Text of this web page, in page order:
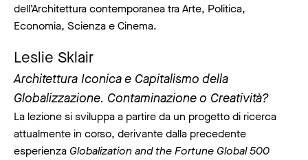
dell’Architettura contemporanea tra Arte, Politica,
Economia, Scienza e Cinema.
Leslie Sklair
Architettura Iconica e Capitalismo della
Globalizzazione. Contaminazione o Creatività?
La lezione si sviluppa a partire da un progetto di ricerca
attualmente in corso, derivante dalla precedente
esperienza Globalization and the Fortune Global 500